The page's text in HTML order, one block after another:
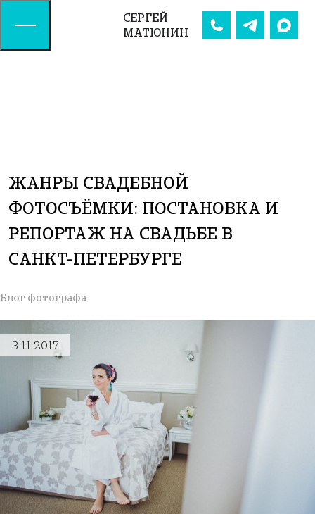
СЕРГЕЙ
МАТЮНИН
ЖАНРЫ СВАДЕБНОЙ
ФОТОСЪЁМКИ: ПОСТАНОВКА И
РЕПОРТАЖ НА СВАДЬБЕ В
САНКТ-ПЕТЕРБУРГЕ
Блог фотографа
3.11.2017